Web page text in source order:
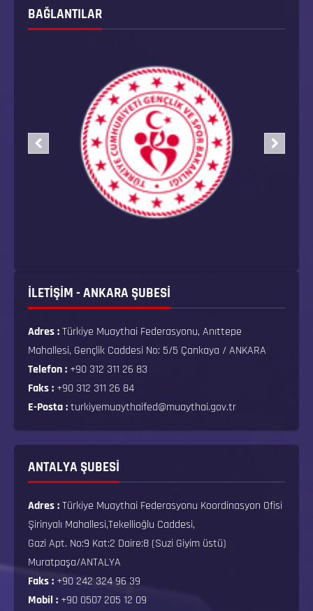
BAĞLANTILAR
İLETİŞİM - ANKARA ŞUBESİ
Adres :Türkiye Muaythai Federasyonu, Anıttepe
Mahallesi, Gençlik Caddesi No: 5/5 Çankaya / ANKARA
Telefon : +90 312 311 26 83
Faks : +90 312 311 26 84
E-Posta :turkiyemuaythaifed@muaythai.gov.tr
ANTALYA ŞUBESİ
Adres :Türkiye Muaythai Federasyonu Koordinasyon Ofisi
Şirinyalı Mahallesi,Tekellioğlu Caddesi,
Gazi Apt. No:9 Kat:2 Daire:8 (Suzi Giyim üstü)
Muratpaşa/ANTALYA
Faks : +90 242 324 96 39
Mobil : +90 0507 205 12 09